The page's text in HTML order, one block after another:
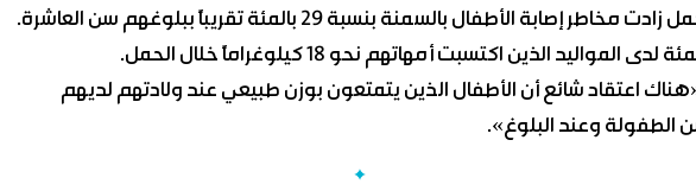
وفي حالة إصابة الأم بالسكري خلال الحمل زادت مخاطر إصابة الأطفال بالسمنة بنسبة 29 بالمئة تقريباً ببلوغهم سن العاشرة.
اعتقاد شائع أن الأطفال الذين يتمتعون بوزن طبيعي عند ولادتهم لديهم
الطفولة وعند البلوغ».